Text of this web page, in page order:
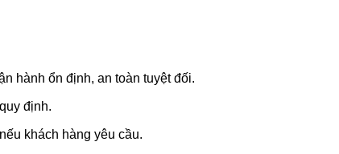
hành ổn định, an toàn tuyệt đối.
định.
khách hàng yêu cầu.